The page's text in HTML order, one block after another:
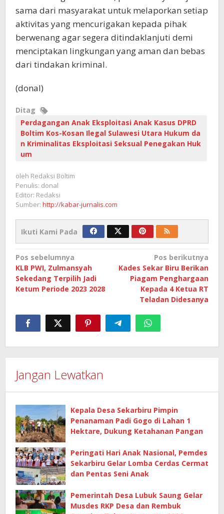
sama dari masyarakat untuk melaporkan setiap
aktivitas yang mencurigakan kepada pihak
berwenang agar segera ditindaklanjuti demi
menciptakan lingkungan yang aman dan bebas
dari tindakan kriminal.
(donal)
Ditag
Perdagangan Anak Eksploitasi Anak Kasus DPRD
Boltim Kos-Kosan Ilegal Sulawesi Utara Hukum da
n Kriminalitas Eksploitasi Seksual Penegakan Huk
um
oleh Redaksi Boltim
Penulis: donal
Editor: Redaksi
Sumber: http://kabar-jurnalis.com
Ikuti Kami Pada
Navigasi
pos
Pos sebelumnya
KLB PWI, Zulmansyah
Sekedang Terpilih Jadi
Ketum Periode 2023 2028
Pos berikutnya
Kades Sekar Biru Berikan
Piagam Penghargaan
Kepada 4 Ketua RT
Teladan Didesanya
Jangan Lewatkan
Kepala Desa Sekarbiru Pimpin
Penanaman Padi Gogo di Lahan 1
Hektare, Dukung Ketahanan Pangan
Peringati Hari Anak Nasional, Pemdes
Sekarbiru Gelar Lomba Cerdas Cermat
dan Pentas Seni Anak
Pemerintah Desa Lubuk Saung Gelar
Musdes RKP Desa dan Rembuk